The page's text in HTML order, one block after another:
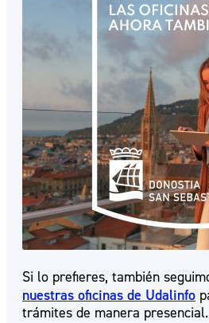
Si lo prefieres, también
nuestras oficinas de Udalinfo
trámites de manera presencial.